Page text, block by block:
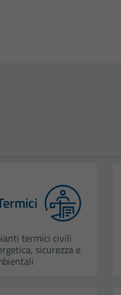
termici civili
sicurezza e